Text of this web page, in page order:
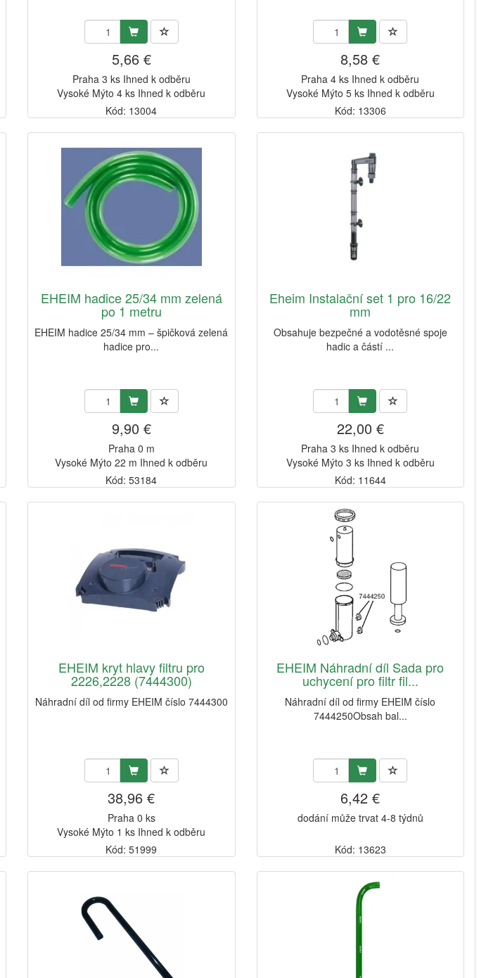
5,66 €
Praha 3 ks Ihned k odběru
Vysoké Mýto 4 ks Ihned k odběru
Kód: 13004
8,58 €
Praha 4 ks Ihned k odběru
Vysoké Mýto 5 ks Ihned k odběru
Kód: 13306
EHEIM hadice 25/34 mm zelená
po 1 metru
EHEIM hadice 25/34 mm – špičková zelená
hadice pro...
9,90 €
Praha 0 m
Vysoké Mýto 22 m Ihned k odběru
Kód: 53184
Eheim Instalační set 1 pro 16/22
mm
Obsahuje bezpečné a vodotěsné spoje
hadic a částí ...
22,00 €
Praha 3 ks Ihned k odběru
Vysoké Mýto 3 ks Ihned k odběru
Kód: 11644
EHEIM kryt hlavy filtru pro
2226,2228 (7444300)
Náhradní díl od firmy EHEIM číslo 7444300
38,96 €
Praha 0 ks
Vysoké Mýto 1 ks Ihned k odběru
Kód: 51999
EHEIM Náhradní díl Sada pro
uchycení pro filtr fil...
Náhradní díl od firmy EHEIM číslo
7444250Obsah bal...
6,42 €
dodání může trvat 4-8 týdnů
Kód: 13623